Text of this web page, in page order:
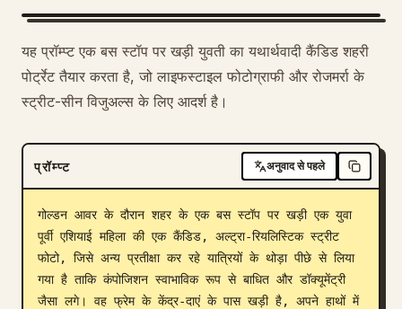
प्रॉम्प्ट
मूल्य निर्धारण
डाउनलोड
यह प्रॉम्प्ट एक बस स्टॉप पर खड़ी युवती का यथार्थवादी कैंडिड शहरी
पोर्ट्रेट तैयार करता है, जो लाइफस्टाइल फोटोग्राफी और रोजमर्रा के
स्ट्रीट-सीन विजुअल्स के लिए आदर्श है।
प्रॉम्प्ट अनुवाद से पहले
गोल्डन आवर के दौरान शहर के एक बस स्टॉप पर खड़ी एक युवा
पूर्वी एशियाई महिला की एक कैंडिड, अल्ट्रा-रियलिस्टिक स्ट्रीट
फोटो, जिसे अन्य प्रतीक्षा कर रहे यात्रियों के थोड़ा पीछे से लिया
गया है ताकि कंपोजिशन स्वाभाविक रूप से बाधित और डॉक्यूमेंट्री
जैसा लगे। वह फ्रेम के केंद्र-दाएं के पास खड़ी है, अपने हाथों में